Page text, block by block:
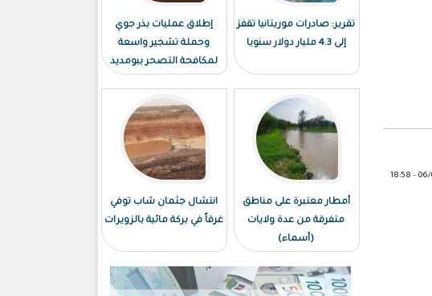
تقرير: صادرات موريتانيا تقفز
إلى 4.3 مليار دولار سنويا
إطلاق عمليات بذر جوي
وحملة تشجير واسعة
لمكافحة التصحر ببومديد
أمطار معتبرة على مناطق
متفرقة من عدة ولايات
(أسماء)
انتشال جثمان شاب توفي
غرقاً في بركة مائية بالزويرات